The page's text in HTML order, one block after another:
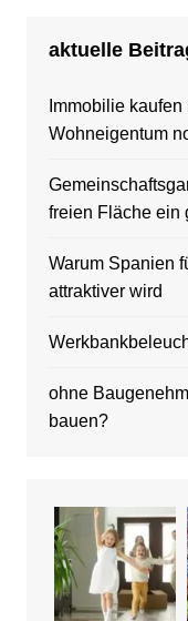
aktuelle
Immobilie
Wohneigentum
freien Fläche ein
Warum Spanien
attraktiver wird
ohne
bauen?